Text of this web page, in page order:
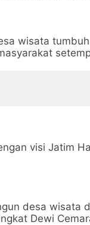
wisata
visi Jatim
desa wisata
Dewi